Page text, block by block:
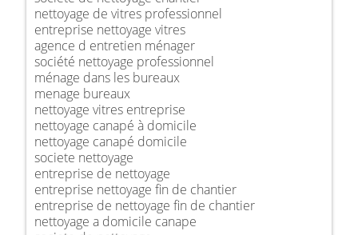
nettoyage de vitres professionnel
entreprise nettoyage vitres
agence d entretien ménager
société nettoyage professionnel
ménage dans les bureaux
menage bureaux
nettoyage vitres entreprise
nettoyage canapé à domicile
nettoyage canapé domicile
societe nettoyage
entreprise de nettoyage
entreprise nettoyage fin de chantier
entreprise de nettoyage fin de chantier
nettoyage a domicile canape